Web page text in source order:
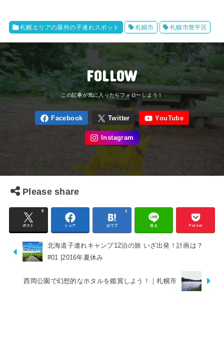
札幌エリアの屋外の子連れスポット 札幌市 札幌市豊平区
FOLLOW
Please share
ポスト
6
シェア はてブ
1
送る Pocket
北海道子連れキャンプ12泊の旅 いざ出発！計画は？
#01 |2016年夏休み
西岡公園で幻想的なホタルを鑑賞しよう！｜札幌市